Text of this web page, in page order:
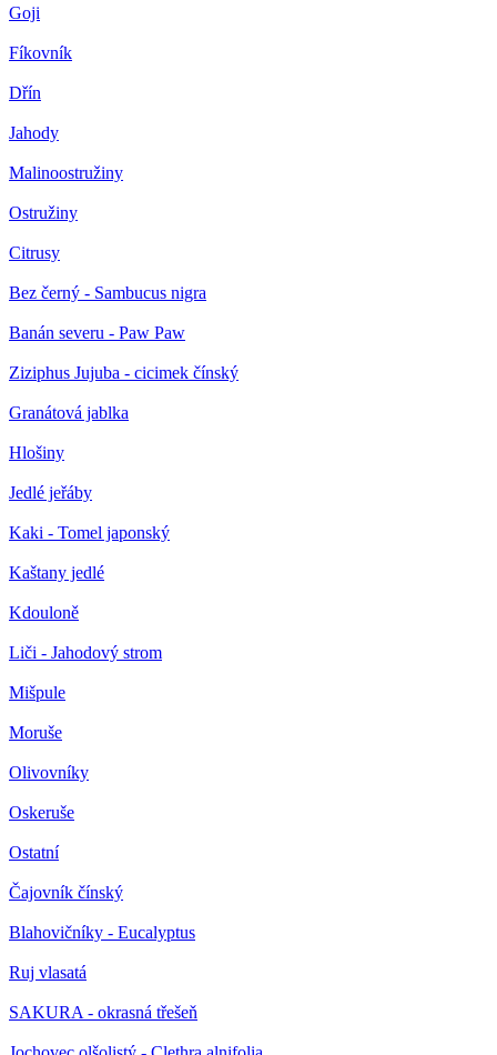
Goji
Fíkovník
Dřín
Jahody
Malinoostružiny
Ostružiny
Citrusy
Bez černý - Sambucus nigra
Banán severu - Paw Paw
Ziziphus Jujuba - cicimek čínský
Granátová jablka
Hlošiny
Jedlé jeřáby
Kaki - Tomel japonský
Kaštany jedlé
Kdouloně
Liči - Jahodový strom
Mišpule
Moruše
Olivovníky
Oskeruše
Ostatní
Čajovník čínský
Blahovičníky - Eucalyptus
Ruj vlasatá
SAKURA - okrasná třešeň